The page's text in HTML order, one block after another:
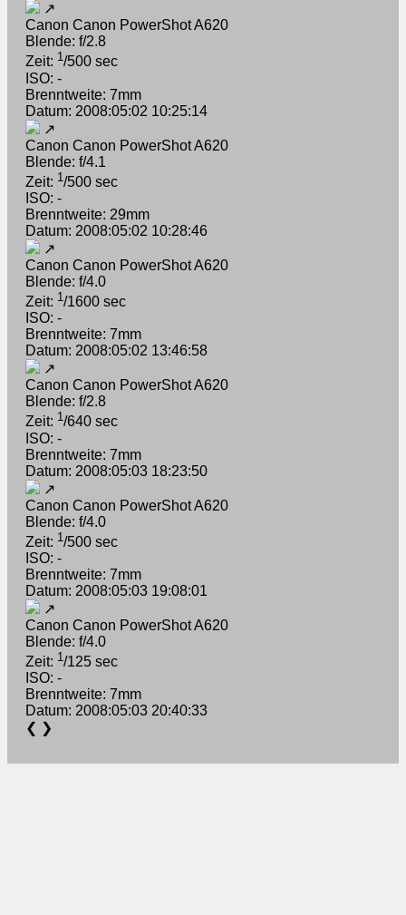
↗
Canon Canon PowerShot A620
Blende: f/2.8
Zeit: 1/500 sec
ISO: -
Brenntweite: 7mm
Datum: 2008:05:02 10:25:14
↗
Canon Canon PowerShot A620
Blende: f/4.1
Zeit: 1 /500 sec
ISO: -
Brenntweite: 29mm
Datum: 2008:05:02 10:28:46
↗
Canon Canon PowerShot A620
Blende: f/4.0
Zeit: 1/1600 sec
ISO: -
Brenntweite: 7mm
Datum: 2008:05:02 13:46:58
↗
Canon Canon PowerShot A620
Blende: f/2.8
Zeit: 1/640 sec
ISO: -
Brenntweite: 7mm
Datum: 2008:05:03 18:23:50
↗
Canon Canon PowerShot A620
Blende: f/4.0
Zeit: 1 /500 sec
ISO: -
Brenntweite: 7mm
Datum: 2008:05:03 19:08:01
↗
Canon Canon PowerShot A620
Blende: f/4.0
Zeit: 1/125 sec
ISO: -
Brenntweite: 7mm
Datum: 2008:05:03 20:40:33
❮ ❯